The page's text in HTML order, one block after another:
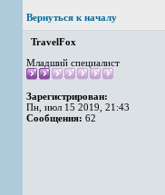
Вернуться к началу
TravelFox
Младший специалист
Зарегистрирован:
Пн, июл 15 2019, 21:43
Сообщения: 62